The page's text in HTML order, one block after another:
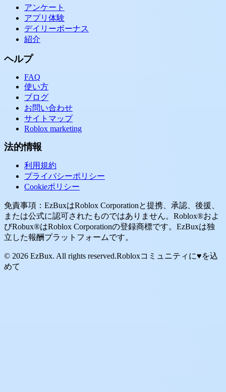
アンケート
アプリ体験
デイリーボーナス
紹介
ヘルプ
FAQ
使い方
ブログ
お問い合わせ
サイトマップ
Roblox marketing
法的情報
利用規約
プライバシーポリシー
Cookieポリシー
免責事項：EzBuxはRoblox Corporationと提携、承認、後援、
または公式に認可されたものではありません。Roblox®およ
びRobux®はRoblox Corporationの登録商標です。EzBuxは独
立した報酬プラットフォームです。
© 2026 EzBux. All rights reserved.Robloxコミュニティに♥を込
めて